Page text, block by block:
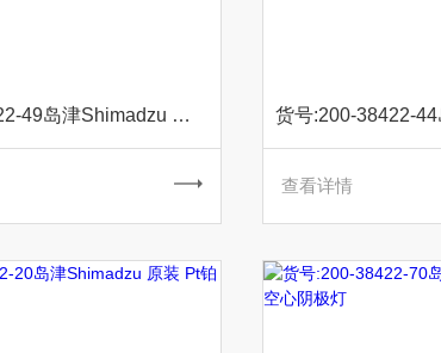
货号:200-38422-49岛津Shimadzu 原装 Rh铑空心阴极灯
查看详情